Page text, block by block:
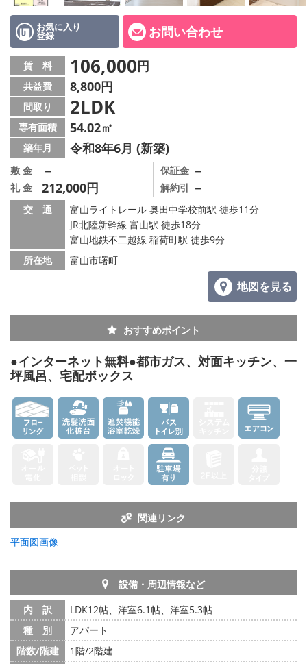
お気に入り
登録 お問い合わせ
賃 料 106,000円
共益費 8,800円
間取り 2LDK
専有面積 54.02㎡
築年月 令和8年6月 (新築)
敷 金 －
礼 金 212,000円
保証金 －
解約引 －
交 通
富山ライトレール 奥田中学校前駅 徒歩11分
JR北陸新幹線 富山駅 徒歩18分
富山地鉄不二越線 稲荷町駅 徒歩9分
所在地
富山市曙町
地図を見る
おすすめポイント
●インターネット無料●都市ガス、対面キッチン、一
坪風呂、宅配ボックス
関連リンク
平面図画像
設備・周辺情報など
内 訳
LDK12帖、洋室6.1帖、洋室5.3帖
種 別
アパート
階数/階建
1階/2階建